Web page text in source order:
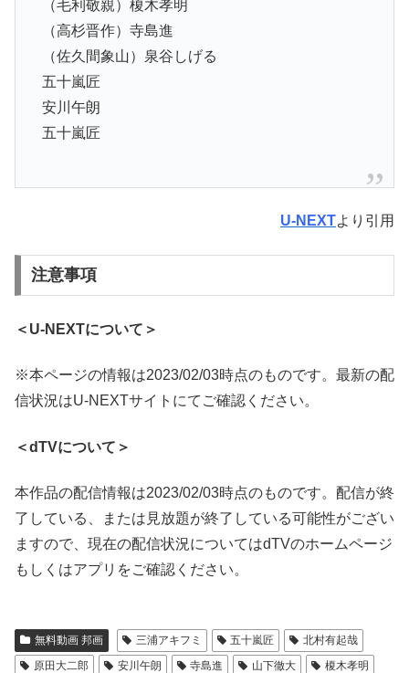
（毛利敬親）榎木孝明
（高杉晋作）寺島進
（佐久間象山）泉谷しげる
五十嵐匠
安川午朗
五十嵐匠
U-NEXTより引用
注意事項
＜U-NEXTについて＞
※本ページの情報は2023/02/03時点のものです。最新の配
信状況はU-NEXTサイトにてご確認ください。
＜dTVについて＞
本作品の配信情報は2023/02/03時点のものです。配信が終
了している、または見放題が終了している可能性がござい
ますので、現在の配信状況についてはdTVのホームページ
もしくはアプリをご確認ください。
無料動画 邦画 三浦アキフミ 五十嵐匠
北村有起哉
原田大二郎
安川午朗 寺島進 山下徹大
榎木孝明